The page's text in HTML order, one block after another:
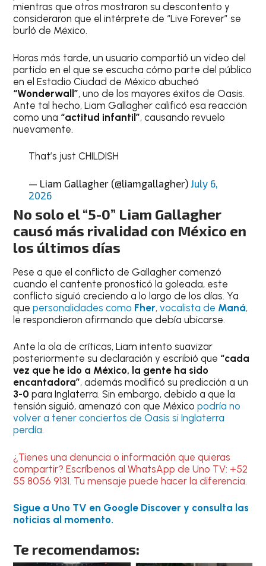
mientras que otros mostraron su descontento y
consideraron que el intérprete de “Live Forever” se
burló de México.
Horas más tarde, un usuario compartió un video del
partido en el que se escucha cómo parte del público
en el Estadio Ciudad de México abucheó
“Wonderwall”, uno de los mayores éxitos de Oasis.
Ante tal hecho, Liam Gallagher calificó esa reacción
como una “actitud infantil”, causando revuelo
nuevamente.
That’s just CHILDISH
— Liam Gallagher (@liamgallagher) July 6,
2026
No solo el “5-0” Liam Gallagher
causó más rivalidad con México en
los últimos días
Pese a que el conflicto de Gallagher comenzó
cuando el cantente pronosticó la goleada, este
conflicto siguió creciendo a lo largo de los días. Ya
quepersonalidades como Fher, vocalista de Maná,
le respondieron afirmando que debía ubicarse.
Ante la ola de críticas, Liam intento suavizar
posteriormente su declaración y escribió que “cada
vez que he ido a México, la gente ha sido
encantadora”, además modificó su predicción a un
3-0 para Inglaterra. Sin embargo, debido a que la
tensión siguió, amenazó con que Méxicopodría no
volver a tener conciertos de Oasis si Inglaterra
perdía.
¿Tienes una denuncia o información que quieras
compartir? Escríbenos al WhatsApp de Uno TV: +52
55 8056 9131. Tu mensaje puede hacer la diferencia.
Sigue a Uno TV en Google Discover y consulta las
noticias al momento.
Te recomendamos: